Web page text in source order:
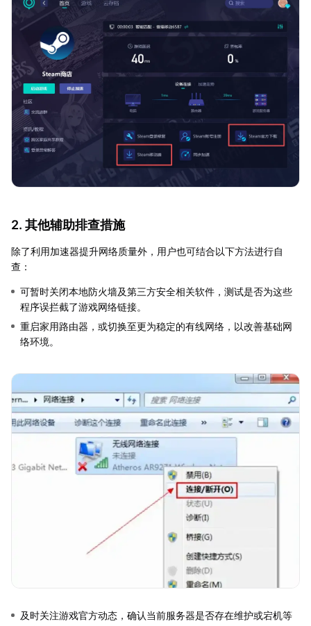
2. 其他辅助排查措施
除了利用加速器提升网络质量外，用户也可结合以下方法进行自
查：
可暂时关闭本地防火墙及第三方安全相关软件，测试是否为这些
程序误拦截了游戏网络链接。
重启家用路由器，或切换至更为稳定的有线网络，以改善基础网
络环境。
及时关注游戏官方动态，确认当前服务器是否存在维护或宕机等